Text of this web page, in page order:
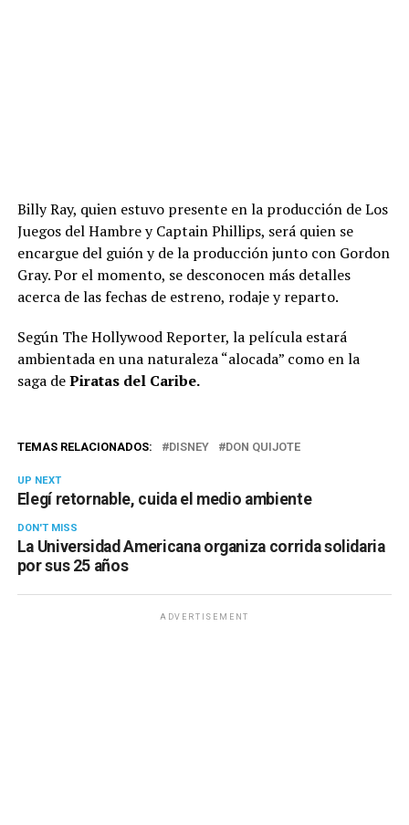
Billy Ray, quien estuvo presente en la producción de Los
Juegos del Hambre y Captain Phillips, será quien se
encargue del guión y de la producción junto con Gordon
Gray. Por el momento, se desconocen más detalles
acerca de las fechas de estreno, rodaje y reparto.
Según The Hollywood Reporter, la película estará
ambientada en una naturaleza “alocada” como en la
saga dePiratas del Caribe.
TEMAS RELACIONADOS: DISNEY DON QUIJOTE
UP NEXT
Elegí retornable, cuida el medio ambiente
DON'T MISS
La Universidad Americana organiza corrida solidaria
por sus 25 años
ADVERTISEMENT